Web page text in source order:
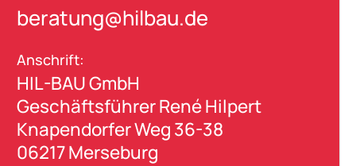
beratung@hilbau.de
Anschrift:
HIL-BAU GmbH
Geschäftsführer René Hilpert
Knapendorfer Weg 36-38
06217 Merseburg